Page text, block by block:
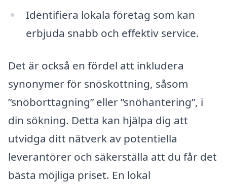
Identifiera lokala företag som kan
erbjuda snabb och effektiv service.
Det är också en fördel att inkludera
synonymer för snöskottning, såsom
”snöborttagning” eller ”snöhantering”, i
din sökning. Detta kan hjälpa dig att
utvidga ditt nätverk av potentiella
leverantörer och säkerställa att du får det
bästa möjliga priset. En lokal